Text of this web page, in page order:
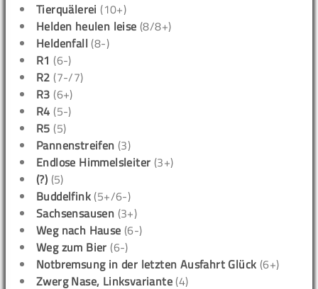
Tierquälerei (10+)
Helden heulen leise (8/8+)
Heldenfall (8-)
R1 (6-)
R2 (7-/7)
R3 (6+)
R4 (5-)
R5 (5)
Pannenstreifen (3)
Endlose Himmelsleiter (3+)
(?) (5)
Buddelfink (5+/6-)
Sachsensausen (3+)
Weg nach Hause (6-)
Weg zum Bier (6-)
Notbremsung in der letzten Ausfahrt Glück (6+)
Zwerg Nase, Linksvariante (4)